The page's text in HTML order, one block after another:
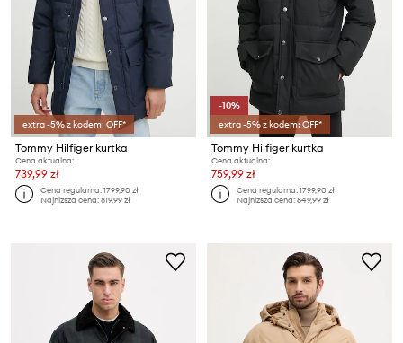
extra -5% z kodem: OFF*
Tommy Hilfiger kurtka
Cena aktualna:
739,99 zł
Cena regularna:1799,90 zł
Najniższa cena:819,99 zł
-10%
extra -5% z kodem: OFF*
Tommy Hilfiger kurtka
Cena aktualna:
759,99 zł
Cena regularna:1799,90 zł
Najniższa cena:849,99 zł